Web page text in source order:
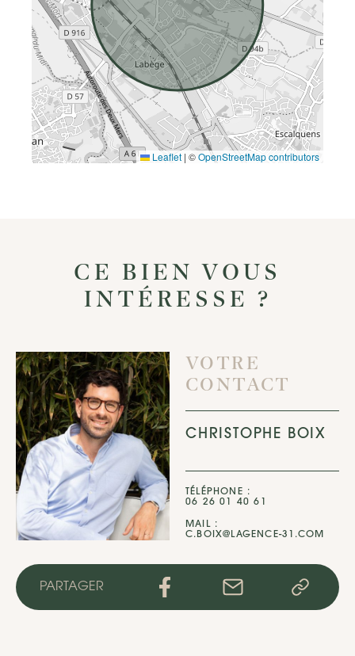
Leaflet | ©OpenStreetMap contributors
CE BIEN VOUS
INTÉRESSE ?
VOTRE
CONTACT
CHRISTOPHE BOIX
TÉLÉPHONE :
06 26 01 40 61
MAIL :
C.BOIX@LAGENCE-31.COM
PARTAGER